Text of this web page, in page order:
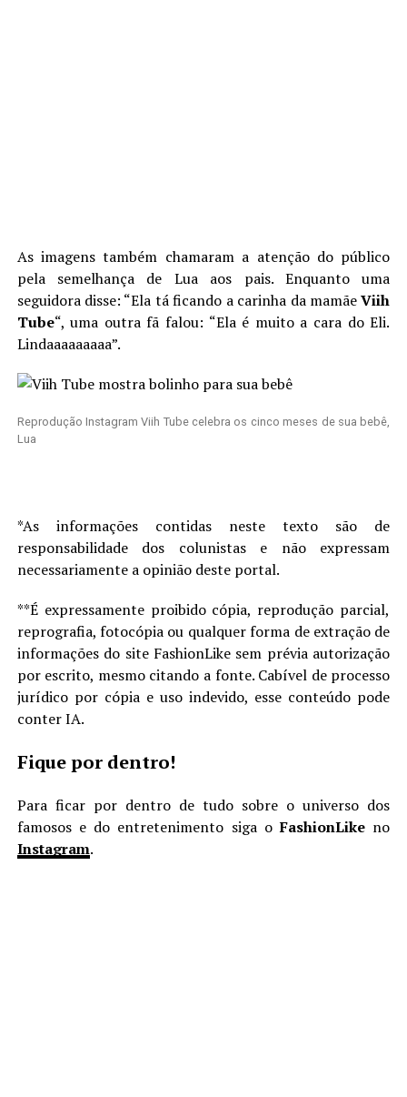
As imagens também chamaram a atenção do público
pela semelhança de Lua aos pais. Enquanto uma
seguidora disse: “Ela tá ficando a carinha da mamãeViih
Tube“, uma outra fã falou: “Ela é muito a cara do Eli.
Lindaaaaaaaaa”.
Reprodução Instagram Viih Tube celebra os cinco meses de sua bebê,
Lua
*As informações contidas neste texto são de
responsabilidade dos colunistas e não expressam
necessariamente a opinião deste portal.
**É expressamente proibido cópia, reprodução parcial,
reprografia, fotocópia ou qualquer forma de extração de
informações do site FashionLike sem prévia autorização
por escrito, mesmo citando a fonte. Cabível de processo
jurídico por cópia e uso indevido, esse conteúdo pode
conter IA.
Fique por dentro!
Para ficar por dentro de tudo sobre o universo dos
famosos e do entretenimento siga oFashionLike no
Instagram.